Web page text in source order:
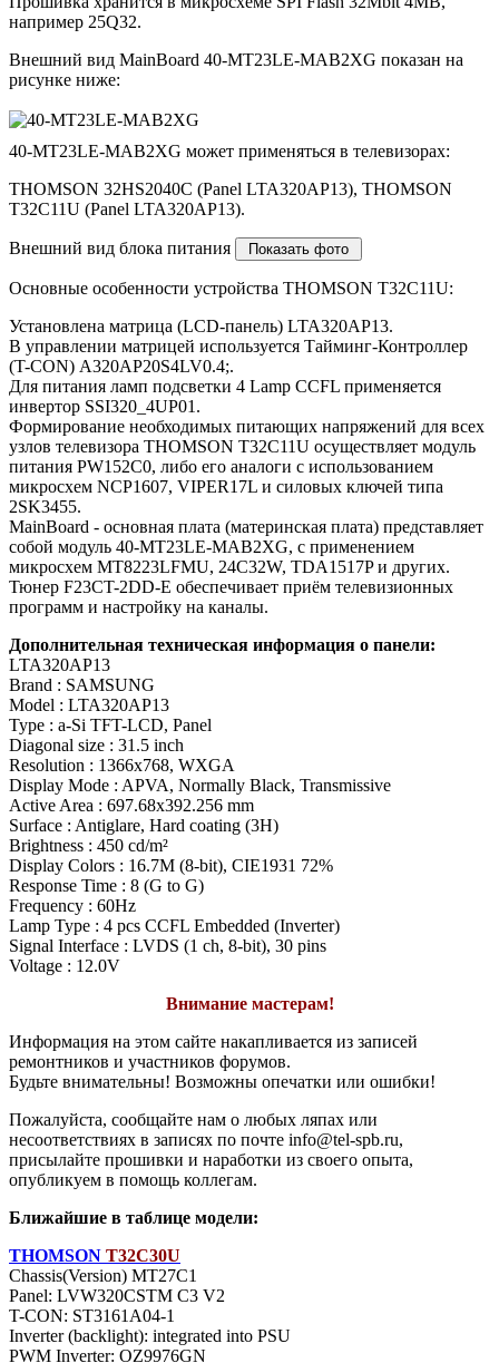
например 25Q32.
Внешний вид MainBoard 40-MT23LE-MAB2XG показан на
рисунке ниже:
40-MT23LE-MAB2XG может применяться в телевизорах:
THOMSON 32HS2040C (Panel LTA320AP13), THOMSON
T32C11U (Panel LTA320AP13).
Внешний вид блока питания
Основные особенности устройства THOMSON T32C11U:
Установлена матрица (LCD-панель) LTA320AP13.
В управлении матрицей используется Тайминг-Контроллер
(T-CON) A320AP20S4LV0.4;.
Для питания ламп подсветки 4 Lamp CCFL применяется
инвертор SSI320_4UP01.
Формирование необходимых питающих напряжений для всех
узлов телевизора THOMSON T32C11U осуществляет модуль
питания PW152C0, либо его аналоги c использованием
микросхем NCP1607, VIPER17L и силовых ключей типа
2SK3455.
MainBoard - основная плата (материнская плата) представляет
собой модуль 40-MT23LE-MAB2XG, с применением
микросхем MT8223LFMU, 24C32W, TDA1517P и других.
Тюнер F23CT-2DD-E обеспечивает приём телевизионных
программ и настройку на каналы.
Дополнительная техническая информация о панели:
LTA320AP13
Brand : SAMSUNG
Model : LTA320AP13
Type : a-Si TFT-LCD, Panel
Diagonal size : 31.5 inch
Resolution : 1366x768, WXGA
Display Mode : APVA, Normally Black, Transmissive
Active Area : 697.68x392.256 mm
Surface : Antiglare, Hard coating (3H)
Brightness : 450 cd/m²
Display Colors : 16.7M (8-bit), CIE1931 72%
Response Time : 8 (G to G)
Frequency : 60Hz
Lamp Type : 4 pcs CCFL Embedded (Inverter)
Signal Interface : LVDS (1 ch, 8-bit), 30 pins
Voltage : 12.0V
Внимание мастерам!
Информация на этом сайте накапливается из записей
ремонтников и участников форумов.
Будьте внимательны! Возможны опечатки или ошибки!
Пожалуйста, сообщайте нам о любых ляпах или
несоответствиях в записях по почте info@tel-spb.ru,
присылайте прошивки и наработки из своего опыта,
опубликуем в помощь коллегам.
Ближайшие в таблице модели:
THOMSON T32C30U
Chassis(Version) MT27C1
Panel: LVW320CSTM C3 V2
T-CON: ST3161A04-1
Inverter (backlight): integrated into PSU
PWM Inverter: OZ9976GN